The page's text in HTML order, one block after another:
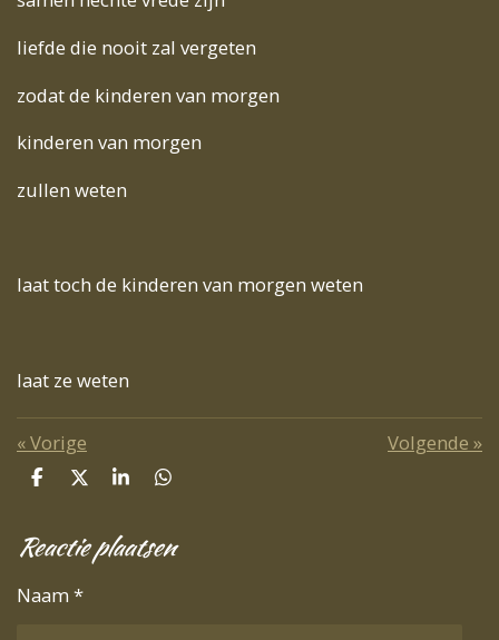
liefde die nooit zal vergeten
zodat de kinderen van morgen
kinderen van morgen
zullen weten
laat toch de kinderen van morgen weten
laat ze weten
«Vorige Volgende »
D
e
n
D
l
S
r
e
D
e
n
Reactie plaatsen
Naam *